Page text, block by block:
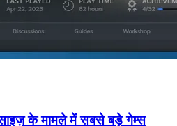
के मामले में सबसे बड़े गेम्स